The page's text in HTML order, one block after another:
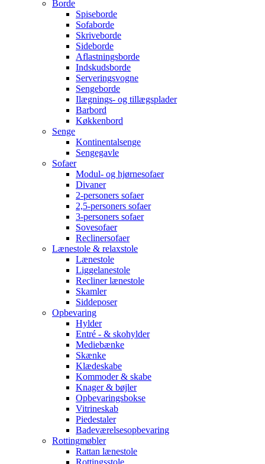
Borde
Spiseborde
Sofaborde
Skriveborde
Sideborde
Aflastningsborde
Indskudsborde
Serveringsvogne
Sengeborde
Ilægnings- og tillægsplader
Barbord
Køkkenbord
Senge
Kontinentalsenge
Sengegavle
Sofaer
Modul- og hjørnesofaer
Divaner
2-personers sofaer
2,5-personers sofaer
3-personers sofaer
Sovesofaer
Reclinersofaer
Lænestole & relaxstole
Lænestole
Liggelanestole
Recliner lænestole
Skamler
Siddeposer
Opbevaring
Hylder
Entré - & skohylder
Mediebænke
Skænke
Klædeskabe
Kommoder & skabe
Knager & bøjler
Opbevaringsbokse
Vitrineskab
Piedestaler
Badeværelsesopbevaring
Rottingmøbler
Rattan lænestole